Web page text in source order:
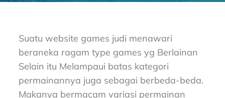
Suatu website games judi menawari
beraneka ragam type games yg Berlainan
Selain itu Melampaui batas kategori
permainannya juga sebagai berbeda-beda.
Makanya bermacam variasi permainan